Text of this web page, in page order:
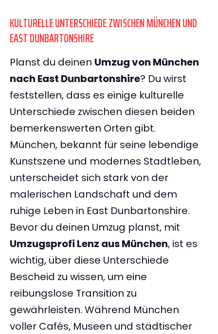
KULTURELLE UNTERSCHIEDE ZWISCHEN MÜNCHEN UND
EAST DUNBARTONSHIRE
Planst du deinen Umzug von München
nach East Dunbartonshire? Du wirst
feststellen, dass es einige kulturelle
Unterschiede zwischen diesen beiden
bemerkenswerten Orten gibt.
München, bekannt für seine lebendige
Kunstszene und modernes Stadtleben,
unterscheidet sich stark von der
malerischen Landschaft und dem
ruhige Leben in East Dunbartonshire.
Bevor du deinen Umzug planst, mit
Umzugsprofi Lenz aus München, ist es
wichtig, über diese Unterschiede
Bescheid zu wissen, um eine
reibungslose Transition zu
gewährleisten. Während München
voller Cafés, Museen und städtischer